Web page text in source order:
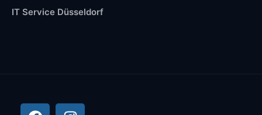
IT Service Düsseldorf